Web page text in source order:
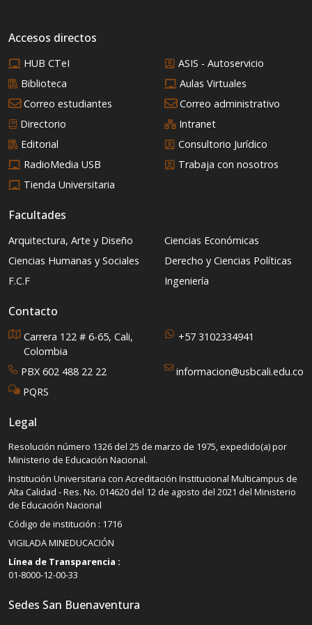
Accesos directos
HUB CTeI
ASIS - Autoservicio
Biblioteca
Aulas Virtuales
Correo estudiantes
Correo administrativo
Directorio
Intranet
Editorial
Consultorio Jurídico
RadioMedia USB
Trabaja con nosotros
Tienda Universitaria
Facultades
Arquitectura, Arte y Diseño
Ciencias Económicas
Ciencias Humanas y Sociales
Derecho y Ciencias Políticas
F.C.F
Ingeniería
Contacto
Carrera 122 # 6-65, Cali,
Colombia
+57 3102334941
PBX 602 488 22 22
informacion@usbcali.edu.co
PQRS
Legal
Resolución número 1326 del 25 de marzo de 1975, expedido(a) por
Ministerio de Educación Nacional.
Institución Universitaria con Acreditación Institucional Multicampus de
Alta Calidad - Res. No. 014620 del 12 de agosto del 2021 del Ministerio
de Educación Nacional
Código de institución : 1716
VIGILADA MINEDUCACIÓN
Línea de Transparencia :
01-8000-12-00-33
Sedes San Buenaventura